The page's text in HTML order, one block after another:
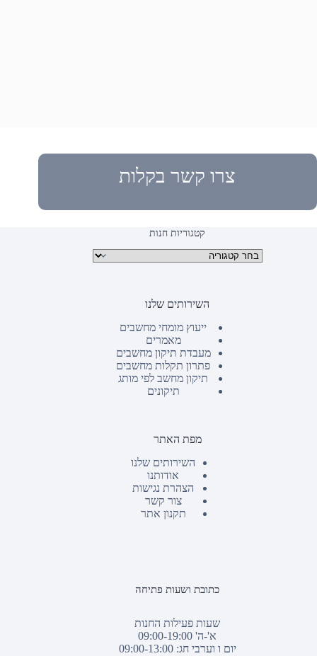
צרו קשר בקלות
קטגוריות חנות
קטגוריות מוצרים
השירותים שלנו
ייעוץ מומחי מחשבים
מאמרים
מעבדת תיקון מחשבים
פתרון תקלות מחשבים
תיקון מחשב לפי מותג
תיקונים
מפת האתר
השירותים שלנו
אודותנו
הצהרת נגישות
צור קשר
תקנון אתר
כתובת ושעות פתיחה
שעות פעילות החנות
א'-ה' 09:00-19:00
יום ו וערבי חג: 09:00-13:00